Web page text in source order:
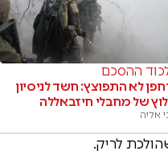
ההסכם
לא התפוצץ: חשד לניסיון
של מחבלי חיזבאללה
אליה
לריק.